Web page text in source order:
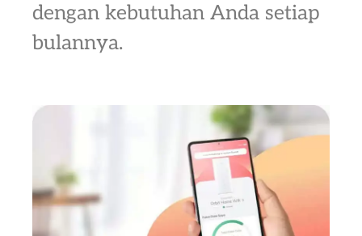
dengan kebutuhan Anda setiap
bulannya.